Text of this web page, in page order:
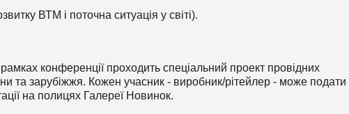
ВТМ і поточна ситуація у світі).
конференції проходить спеціальний проект провідних
та зарубіжжя. Кожен учасник - виробник/рітейлер - може подати
на полицях Галереї Новинок.